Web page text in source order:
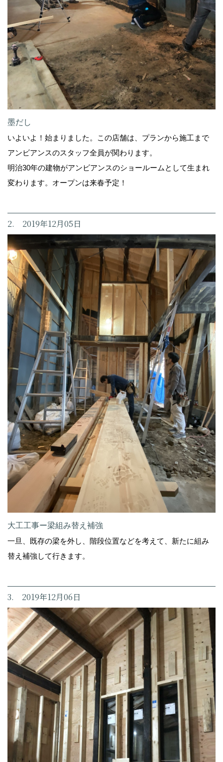
墨だし
いよいよ！始まりました。この店舗は、プランから施工まで
アンビアンスのスタッフ全員が関わります。
明治30年の建物がアンビアンスのショールームとして生まれ
変わります。オープンは来春予定！
2. 2019年12月05日
大工工事ー梁組み替え補強
一旦、既存の梁を外し、階段位置などを考えて、新たに組み
替え補強して行きます。
3. 2019年12月06日